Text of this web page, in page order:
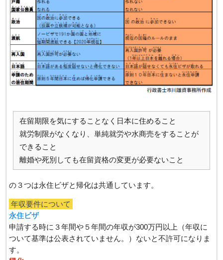
在留期限を気にすることなく日本に住めること
就労制限がなくなり、単純就労や水商売をすることが
できること
離婚や死別しても在留資格の変更が必要ないこと
の３つは永住ビザと帰化は共通しています。
年収要件について
永住ビザ
申請する時に３年間や５年間の年収が300万円以上（年収に
ついて基準は公表されていません。）ないと不許可になりま
す。